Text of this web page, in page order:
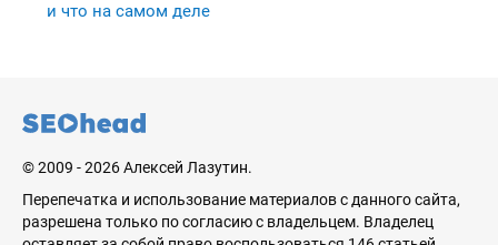
и что на самом деле
© 2009 - 2026 Алексей Лазутин.
Перепечатка и использование материалов с данного сайта,
разрешена только по согласию с владельцем. Владелец